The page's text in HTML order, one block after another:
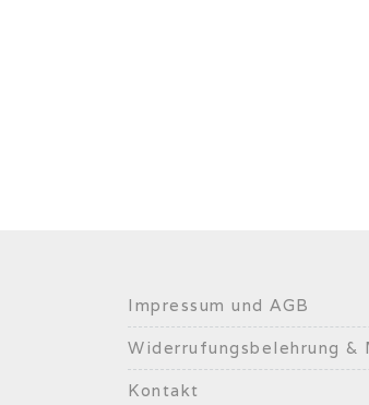
Impressum und AGB
Widerrufungsbelehrung
Kontakt